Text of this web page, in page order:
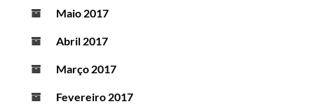
Maio 2017
Abril 2017
Março 2017
Fevereiro 2017